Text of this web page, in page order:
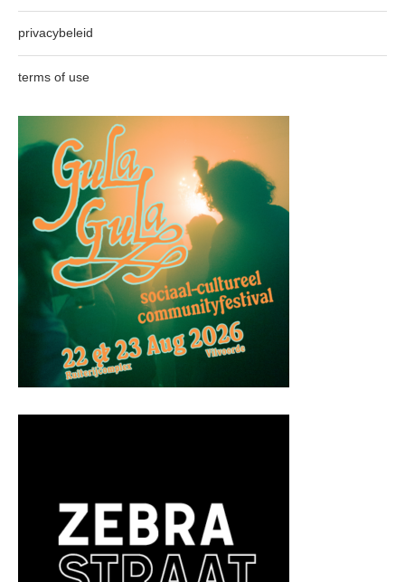
privacybeleid
terms of use